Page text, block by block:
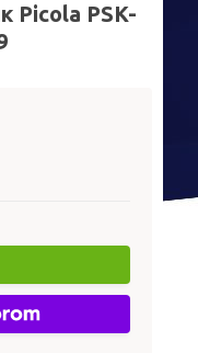
Picola PSK-